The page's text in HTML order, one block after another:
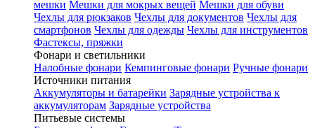
мешки Мешки для мокрых вещей Мешки для обуви
Чехлы для рюкзаков Чехлы для документов Чехлы для
смартфонов Чехлы для одежды Чехлы для инструментов
Фастексы, пряжки
Фонари и светильники
Налобные фонари Кемпинговые фонари Ручные фонари
Источники питания
Аккумуляторы и батарейки Зарядные устройства к
аккумуляторам Зарядные устройства
Питьевые системы